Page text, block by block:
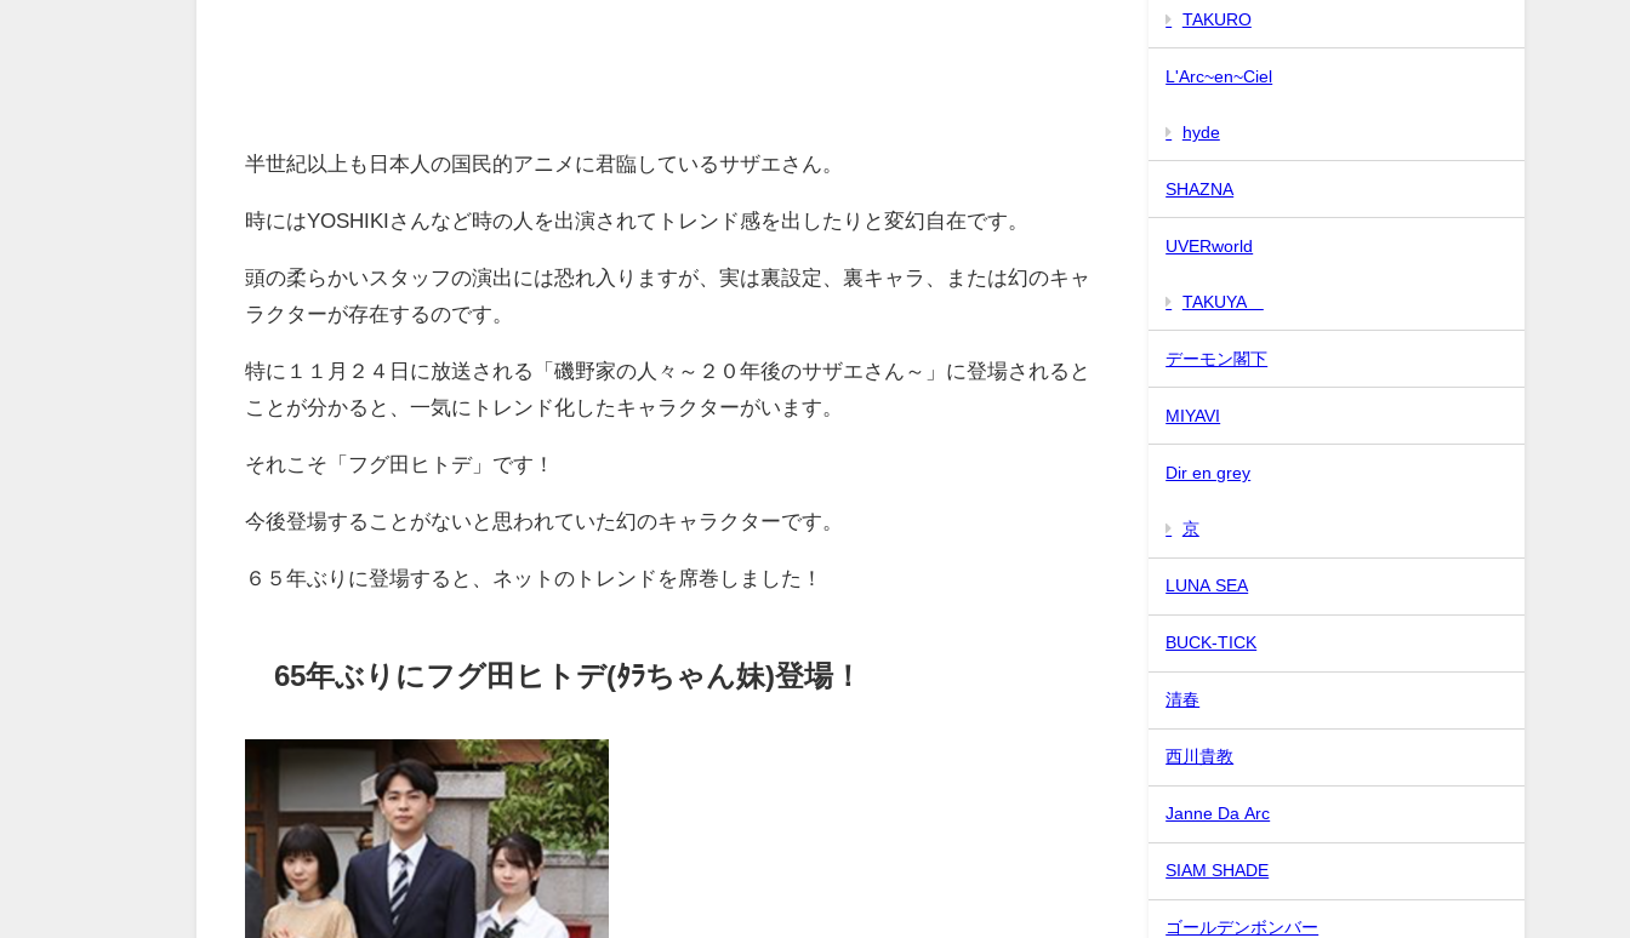
半世紀以上も日本人の国民的アニメに君臨しているサザエさん。
時にはYOSHIKIさんなど時の人を出演されてトレンド感を出したりと変幻自在です。
頭の柔らかいスタッフの演出には恐れ入りますが、実は裏設定、裏キャラ、または幻のキャ
ラクターが存在するのです。
特に１１月２４日に放送される「磯野家の人々～２０年後のサザエさん～」に登場されると
ことが分かると、一気にトレンド化したキャラクターがいます。
それこそ「フグ田ヒトデ」です！
今後登場することがないと思われていた幻のキャラクターです。
６５年ぶりに登場すると、ネットのトレンドを席巻しました！
65年ぶりにフグ田ヒトデ(ﾀﾗちゃん妹)登場！
TAKURO
L'Arc~en~Ciel
hyde
SHAZNA
UVERworld
TAKUYA∞
デーモン閣下
MIYAVI
Dir en grey
京
LUNA SEA
BUCK-TICK
清春
西川貴教
Janne Da Arc
SIAM SHADE
ゴールデンボンバー